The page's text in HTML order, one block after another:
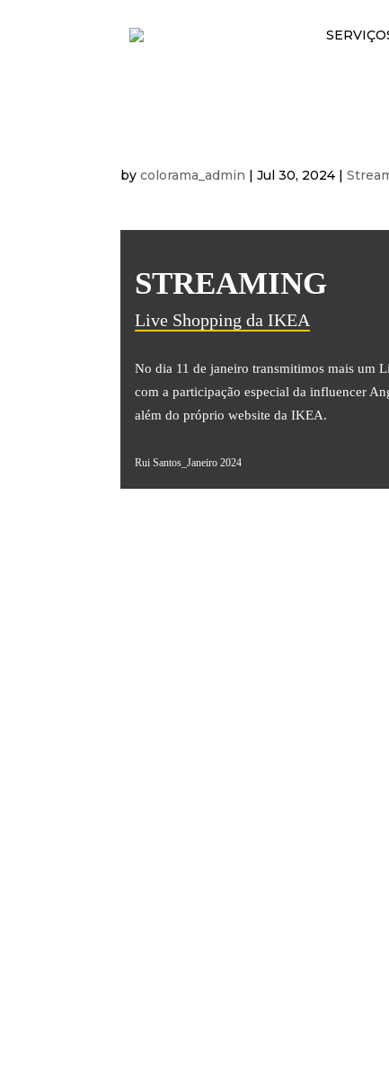
bycolorama_admin |Jul 30, 2024 |
STREAMING
Live Shopping da IKEA
No dia 11 de janeiro transmitimos mais um
com a participação especial da influencer
além do próprio website da IKEA.
Rui Santos_Janeiro 2024